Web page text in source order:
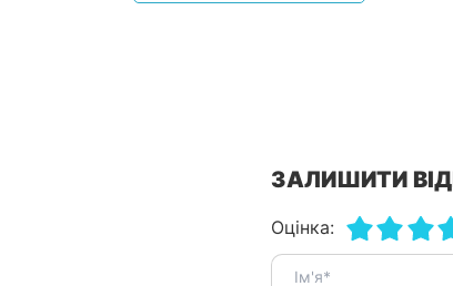
ЗАЛИШИТИ
Оцінка: